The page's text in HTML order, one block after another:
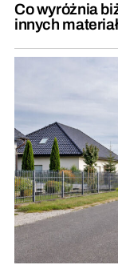
Co wyróżnia
innych